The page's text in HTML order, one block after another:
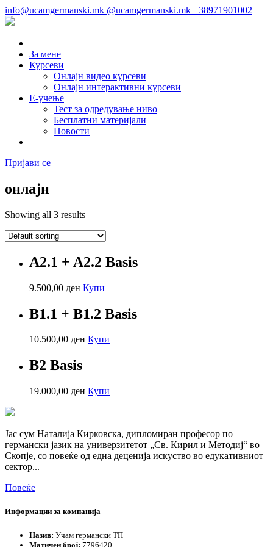
info@ucamgermanski.mk @ucamgermanski.mk +38971901002
За мене
Курсеви
Онлајн видео курсеви
Онлајн интерактивни курсеви
Е-учење
Тест за одредување ниво
Бесплатни материјали
Новости
Пријави се
онлајн
Showing all 3 results
A2.1 + A2.2 Basis
9.500,00 ден Купи
B1.1 + B1.2 Basis
10.500,00 ден Купи
B2 Basis
19.000,00 ден Купи
Јас сум Наталија Кирковска, дипломиран професор по
германски јазик на универзитетот „Св. Кирил и Методиј“ во
Скопје, со повеќе од една деценија искуство во едукативниот
сектор...
Повеќе
Информации за компанија
Назив: Учам германски ТП
Матичен број: 7796420